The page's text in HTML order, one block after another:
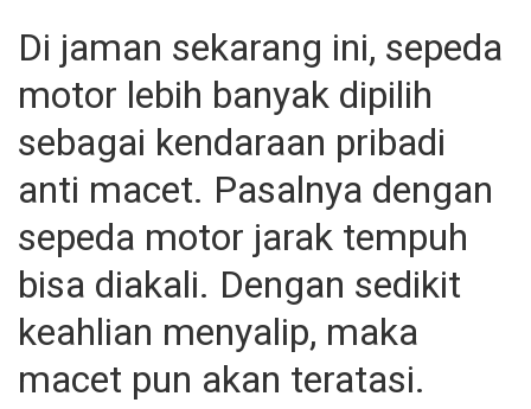
Di jaman sekarang ini, sepeda
motor lebih banyak dipilih
sebagai kendaraan pribadi
anti macet. Pasalnya dengan
sepeda motor jarak tempuh
bisa diakali. Dengan sedikit
keahlian menyalip, maka
macet pun akan teratasi.